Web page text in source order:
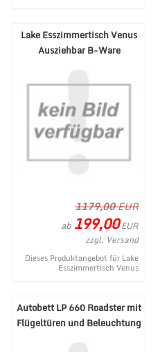
Lake Esszimmertisch Venus
Ausziehbar B-Ware
1179,00EUR
ab 199,00EUR
zzgl. Versand
Dieses Produktangebot für Lake
Esszimmertisch Venus
Autobett LP 660 Roadster mit
Flügeltüren und Beleuchtung